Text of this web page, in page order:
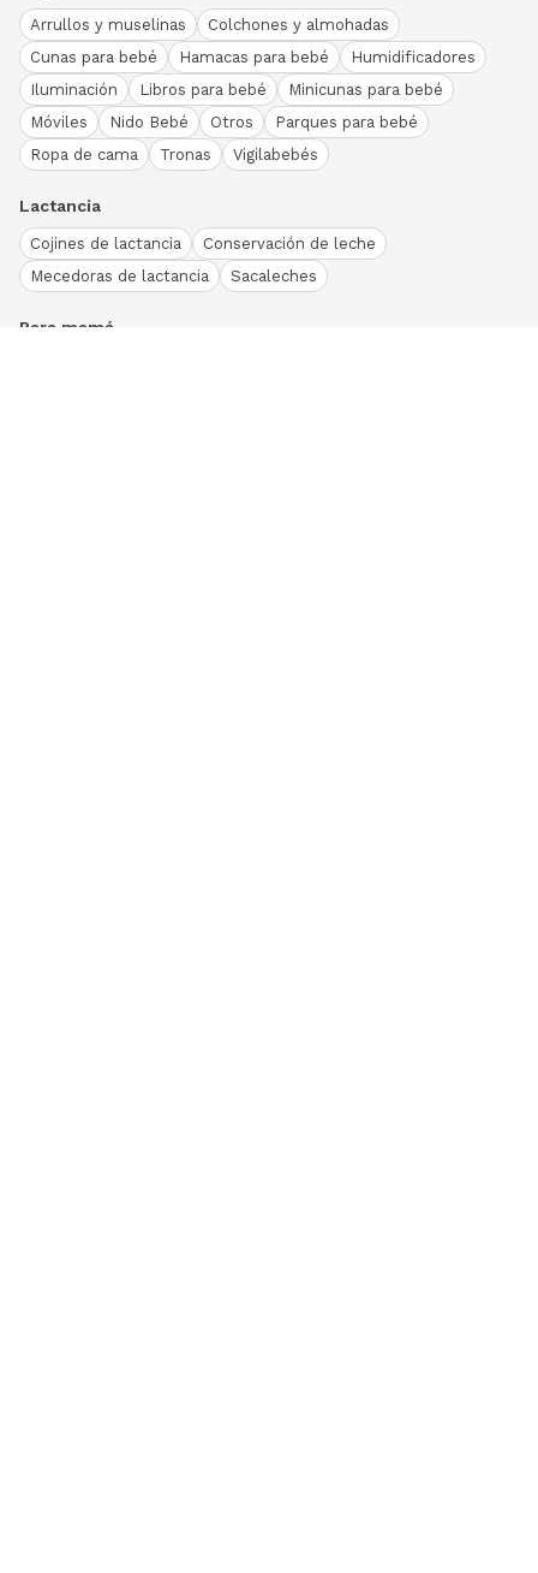
Arrullos y muselinas
Colchones y almohadas
Cunas para bebé
Hamacas para bebé
Humidificadores
Iluminación
Libros para bebé
Minicunas para bebé
Móviles
Nido Bebé Otros
Parques para bebé
Ropa de cama
Tronas Vigilabebés
Lactancia
Cojines de lactancia
Conservación de leche
Mecedoras de lactancia
Sacaleches
Para mamá